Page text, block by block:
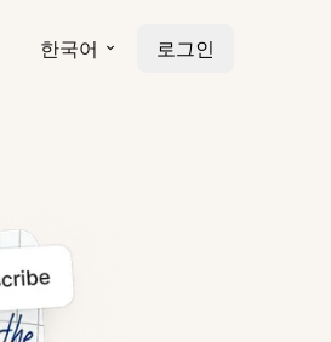
한국어 로그인